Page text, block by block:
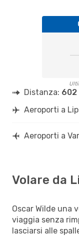
Distanza: 602
Aeroporti a
Aeroporti a
Volare da
Oscar Wilde una
viaggia senza
lasciarsi alle